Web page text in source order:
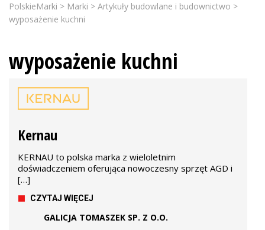
PolskieMarki > Marki > Artykuły budowlane i budownictwo >
wyposażenie kuchni
wyposażenie kuchni
Kernau
KERNAU to polska marka z wieloletnim
doświadczeniem oferująca nowoczesny sprzęt AGD i
[…]
CZYTAJ WIĘCEJ
GALICJA TOMASZEK SP. Z O.O.